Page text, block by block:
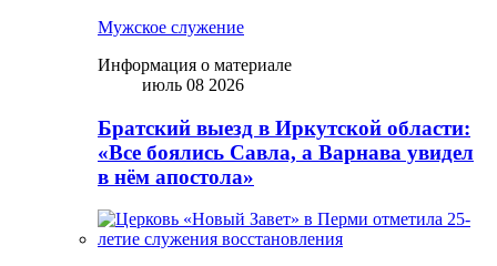
Мужское служение
Информация о материале
июль 08 2026
Братский выезд в Иркутской области:
«Все боялись Савла, а Варнава увидел
в нём апостола»